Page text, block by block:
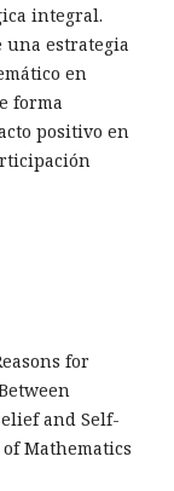
integral.
una estrategia
en
forma
positivo en
for
and Self-
Mathematics